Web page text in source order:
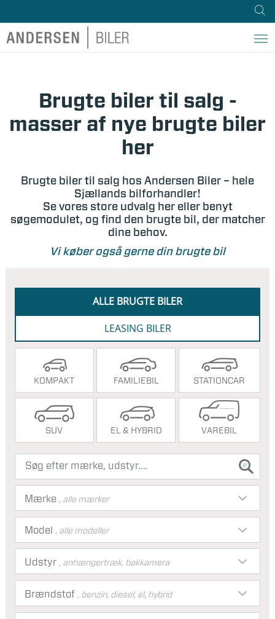
Brugte biler til salg -
masser af nye brugte biler
her
Brugte biler til salg hos Andersen Biler – hele
Sjællands bilforhandler!
Se vores store udvalg her eller benyt
søgemodulet, og find den brugte bil, der matcher
dine behov.
Vi køber også gerne din brugte bil
ALLE BRUGTE BILER
LEASING BILER
KOMPAKT FAMILIEBIL STATIONCAR
SUV EL & HYBRID VAREBIL
Mærke , alle mærker
Model , alle modeller
Brændstof , benzin, diesel, el, hybrid
Udstyr , anhængertræk, bakkamera